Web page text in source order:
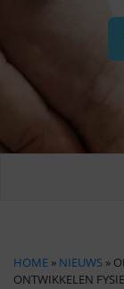
HOME » NIEUWS »
ONTWIKKELEN